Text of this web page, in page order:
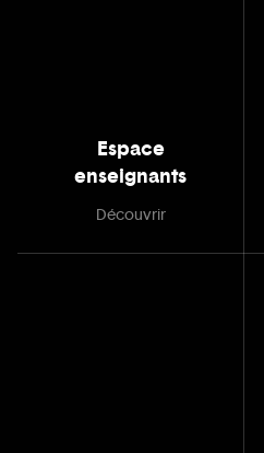
Espace
enseignants
Découvrir